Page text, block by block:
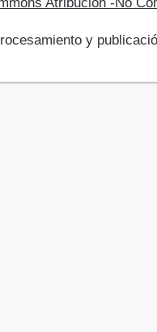
Atribución -No
y